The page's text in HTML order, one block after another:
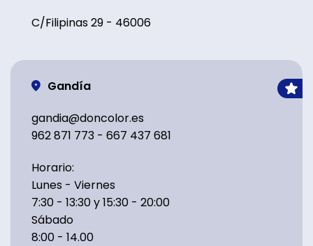
C/Filipinas 29 - 46006
Gandía
gandia@doncolor.es
962 871 773 - 667 437 681
Horario:
Lunes - Viernes
7:30 - 13:30 y 15:30 - 20:00
Sábado
8:00 - 14.00